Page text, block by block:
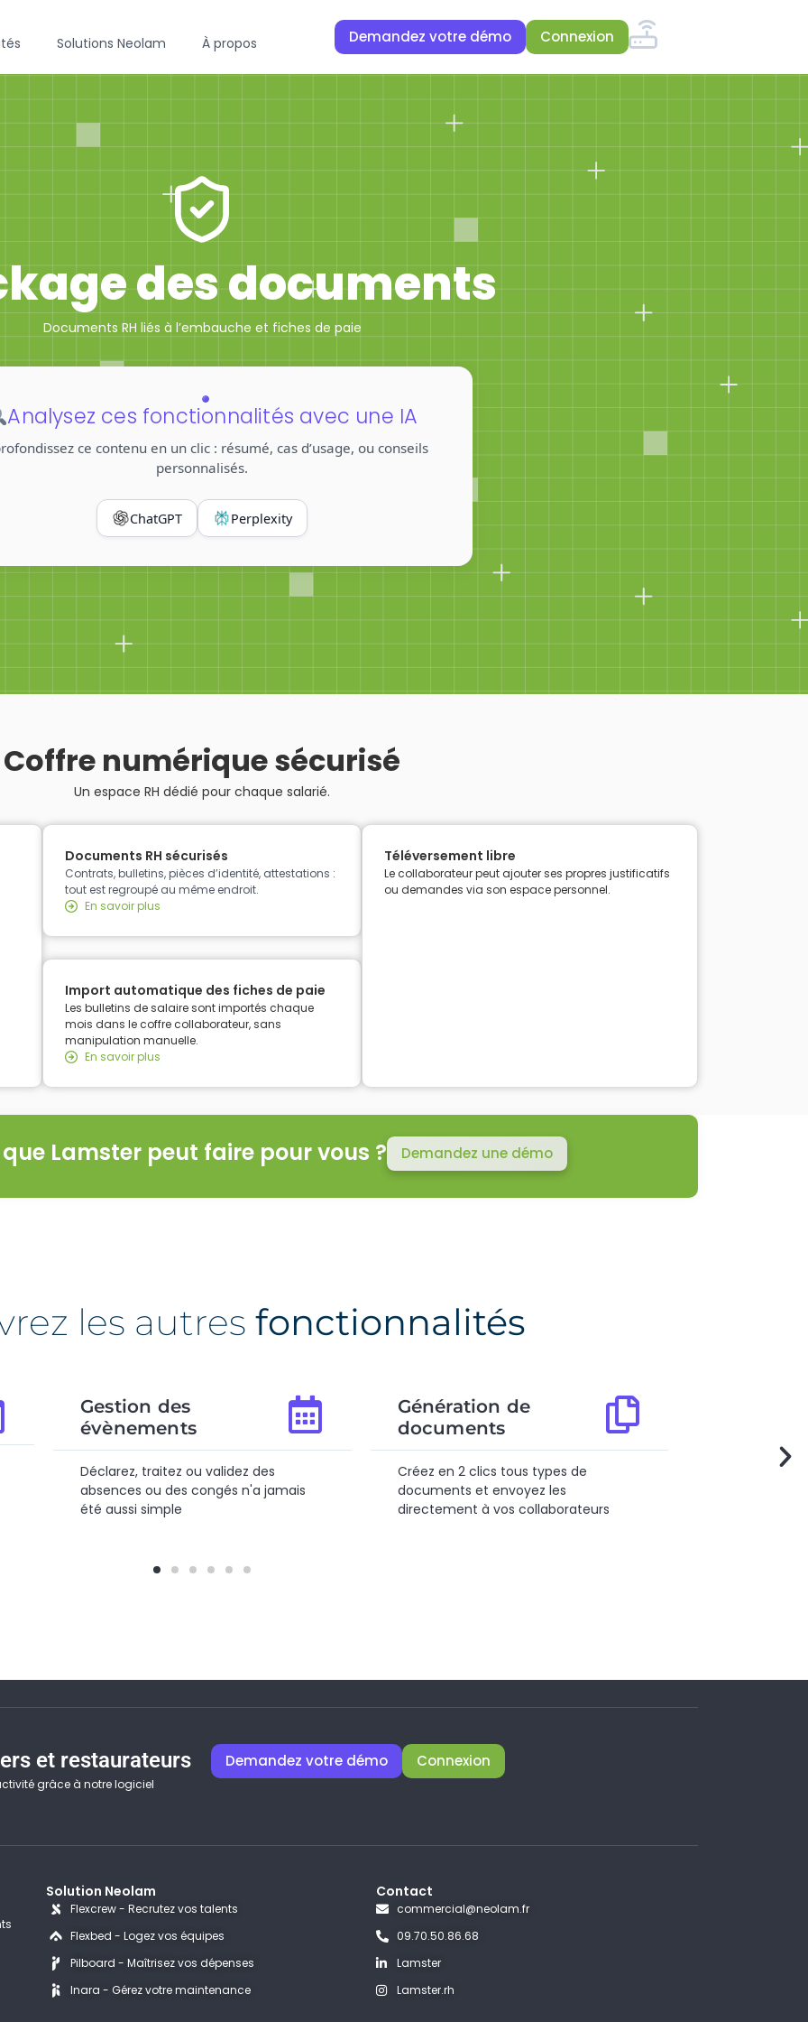
Solutions Neolam À propos Demandez votre démo Connexion
des documents
Documents RH liés à l’embauche et fiches de paie
Analysez ces fonctionnalités avec une IA
ce contenu en un clic : résumé, cas d’usage, ou conseils
personnalisés.
ChatGPT Perplexity
Coffre numérique sécurisé
Un espace RH dédié pour chaque salarié.
Documents RH sécurisés
Contrats, bulletins, pièces d’identité, attestations :
tout est regroupé au même endroit.
En savoir plus
Import automatique des fiches de paie
Les bulletins de salaire sont importés chaque
mois dans le coffre collaborateur, sans
manipulation manuelle.
En savoir plus
Téléversement libre
Le collaborateur peut ajouter ses propres justificatifs
ou demandes via son espace personnel.
Lamster peut faire pour vous ? Demandez une démo
les autres fonctionnalités
n'a jamais
Génération de
documents
Créez en 2 clics tous types de
documents et envoyez les
directement à vos collaborateurs
Gestion du personnel
Assurez le suivi de votre staff et le
pilotage de vos différents services​
et restaurateurs
grâce à notre logiciel
Demandez votre démo Connexion
Solution Neolam
Flexcrew - Recrutez vos talents
Flexbed - Logez vos équipes
Pilboard - Maîtrisez vos dépenses
Inara - Gérez votre maintenance
Contact
commercial@neolam.fr
09.70.50.86.68
Lamster
Lamster.rh